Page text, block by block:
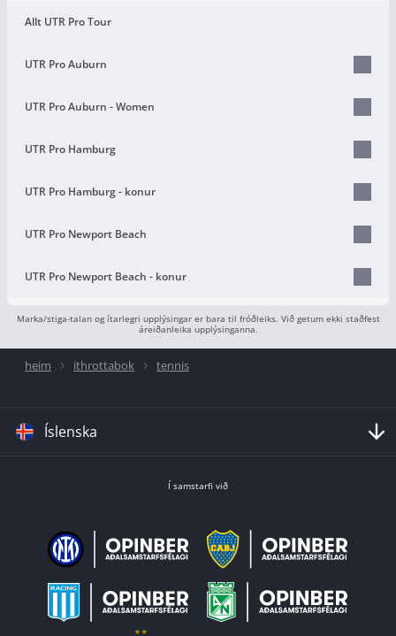
Allt UTR Pro Tour
UTR Pro Auburn
UTR Pro Auburn - Women
UTR Pro Hamburg
UTR Pro Hamburg - konur
UTR Pro Newport Beach
UTR Pro Newport Beach - konur
Marka/stiga-talan og ítarlegri upplýsingar er bara til fróðleiks. Við getum ekki staðfest
áreiðanleika upplýsinganna.
heim ithrottabok tennis
Íslenska
Í samstarfi við